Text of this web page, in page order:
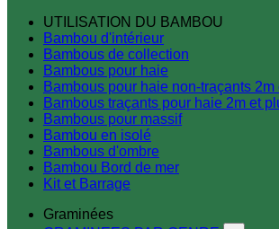
UTILISATION DU BAMBOU
Bambou d'intérieur
Bambous de collection
Bambous pour haie
Bambous pour haie non-traçants 2m
Bambous traçants pour haie 2m et
Bambous pour massif
Bambou en isolé
Bambous d'ombre
Bambou Bord de mer
Kit et Barrage
Graminées